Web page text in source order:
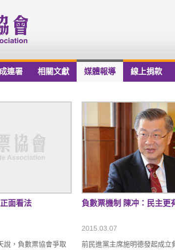
監事
連署 相關文獻 媒體報導 線上捐款
面看法
說，負數票協會爭取
負數票機制 陳冲：民主更
2015.03.07
前民進黨主席施明德發起成立